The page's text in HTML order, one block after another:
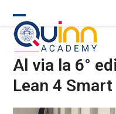
content
Open
mobile
menu
Close
mobile
menu
Al via la 6°
Lean 4